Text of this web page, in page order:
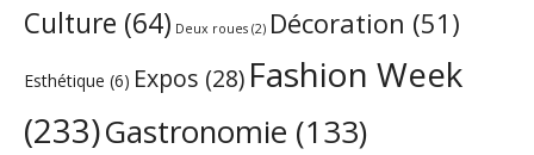
Culture (64) Deux roues (2) Décoration (51)
Esthétique (6) Expos (28) Fashion Week
(233)Gastronomie (133)